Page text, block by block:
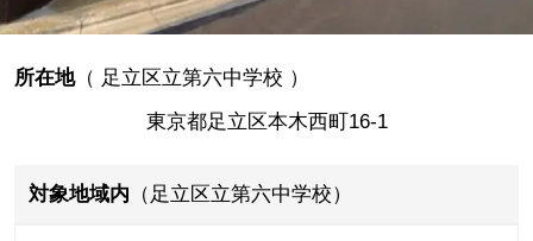
所在地（ 足立区立第六中学校 ）
東京都足立区本木西町16-1
対象地域内 （足立区立第六中学校）